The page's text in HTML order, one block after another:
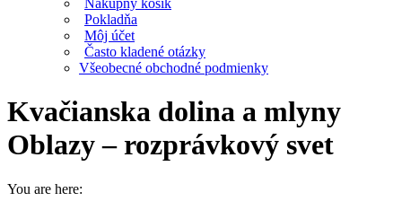
Nákupný košík
Pokladňa
Môj účet
Často kladené otázky
Všeobecné obchodné podmienky
Kvačianska dolina a mlyny
Oblazy – rozprávkový svet
You are here: